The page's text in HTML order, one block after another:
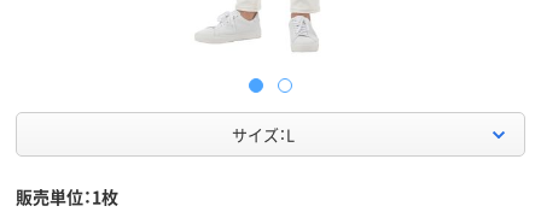
サイズ：L
販売単位：1枚